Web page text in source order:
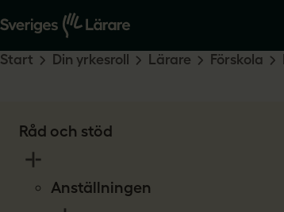
Råd och stöd
Anställningen
Start Din yrkesroll Lärare Förskola